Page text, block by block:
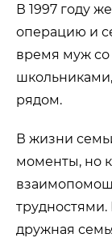
В 1997 году
операцию и
время муж со
рядом.
В жизни
моменты, но
дружная